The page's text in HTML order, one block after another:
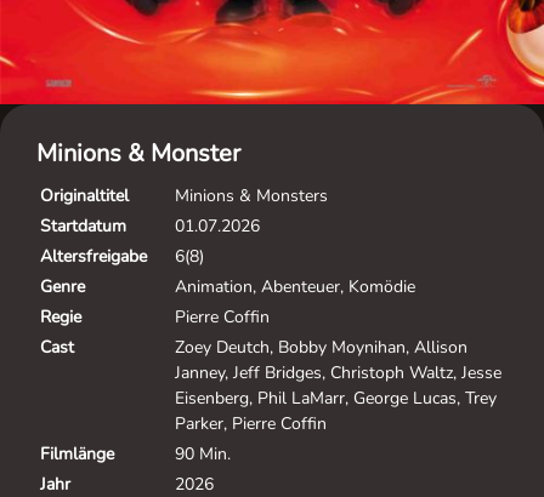
Minions & Monster
Originaltitel
Minions & Monsters
Startdatum
01.07.2026
Altersfreigabe
6(8)
Genre
Animation, Abenteuer, Komödie
Regie
Pierre Coffin
Cast
Zoey Deutch, Bobby Moynihan, Allison
Janney, Jeff Bridges, Christoph Waltz, Jesse
Eisenberg, Phil LaMarr, George Lucas, Trey
Parker, Pierre Coffin
Filmlänge
90 Min.
Jahr
2026